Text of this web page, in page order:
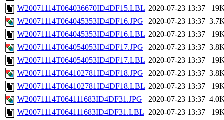
W20071114T064036670ID4DF15.LBL 2020-07-23 13:37
W20071114T064045353ID4DF16.JPG
2020-07-23 13:37
W20071114T064045353ID4DF16.LBL 2020-07-23 13:37
W20071114T064054053ID4DF17.JPG
2020-07-23 13:37
W20071114T064054053ID4DF17.LBL 2020-07-23 13:37
W20071114T064102781ID4DF18.JPG
2020-07-23 13:37
W20071114T064102781ID4DF18.LBL 2020-07-23 13:37
W20071114T064111683ID4DF31.JPG
2020-07-23 13:37
W20071114T064111683ID4DF31.LBL 2020-07-23 13:37